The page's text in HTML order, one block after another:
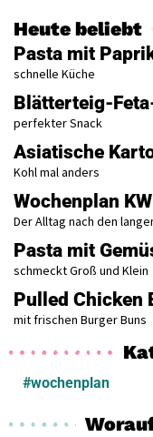
Heute beliebt
Pasta mit
schnelle Küche
Blätterteig-
perfekter Snack
Asiatische
Kohl mal anders
Wochenplan
Der Alltag nach den
Pasta mit
schmeckt Groß und Klein
Pulled Chicken
mit frischen Burger Buns
#wochenplan